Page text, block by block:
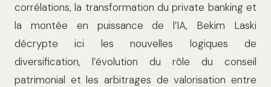
corrélations, la transformation du private banking et
la montée en puissance de l’IA, Bekim Laski
décrypte ici les nouvelles logiques de
diversification, l’évolution du rôle du conseil
patrimonial et les arbitrages de valorisation entre